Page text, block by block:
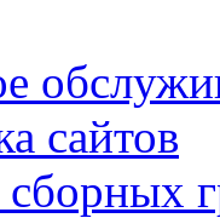
сайтов
сборных